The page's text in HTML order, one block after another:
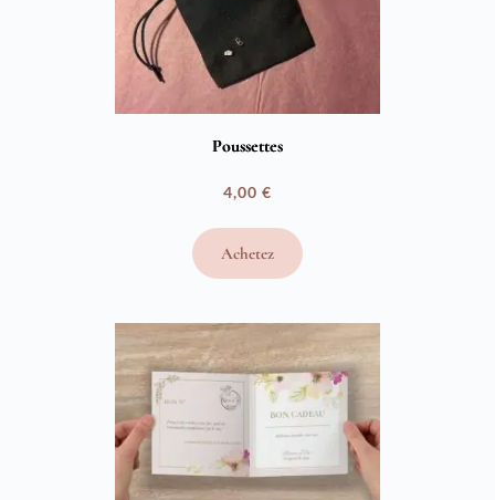
Poussettes
4,00 €
Achetez